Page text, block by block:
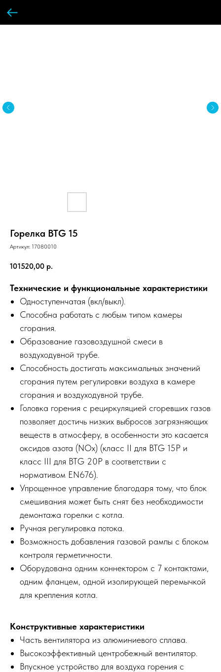
Горелка BTG 15
Артикул: 17080010
101520,00 р.
Технические и функциональные характеристики
Одноступенчатая (вкл/выкл).
Способна работать с любым типом камеры
сгорания.
Образование газовоздушной смеси в
воздуходувной трубе.
Способность достигать максимальных значений
сгорания путем регулировки воздуха в камере
сгорания и воздуходувной трубе.
Головка горения с рециркуляцией сгоревших газов
позволяет достичь низких выбросов загрязняющих
веществ в атмосферу, в особенности это касается
оксидов азота (NOx) (класс II для BTG 15P и
класс III для BTG 20P в соответствии с
нормативом EN676).
Упрощенное управление благодаря тому, что блок
смешивания может быть снят без необходимости
демонтажа горелки с котла.
Ручная регулировка потока.
Возможность добавления газовой рампы с блоком
контроля герметичности.
Оборудована одним коннектором с 7 контактами,
одним фланцем, одной изолирующей перемычкой
для крепления котла.
Конструктивные характеристики
Часть вентилятора из алюминиевого сплава.
Высокоэффективный центробежный вентилятор.
Впускное устройство для воздуха горения с